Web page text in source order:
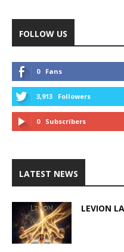
FOLLOW US
0 Fans
3,913 Followers
0 Subscribers
LATEST NEWS
LEVION